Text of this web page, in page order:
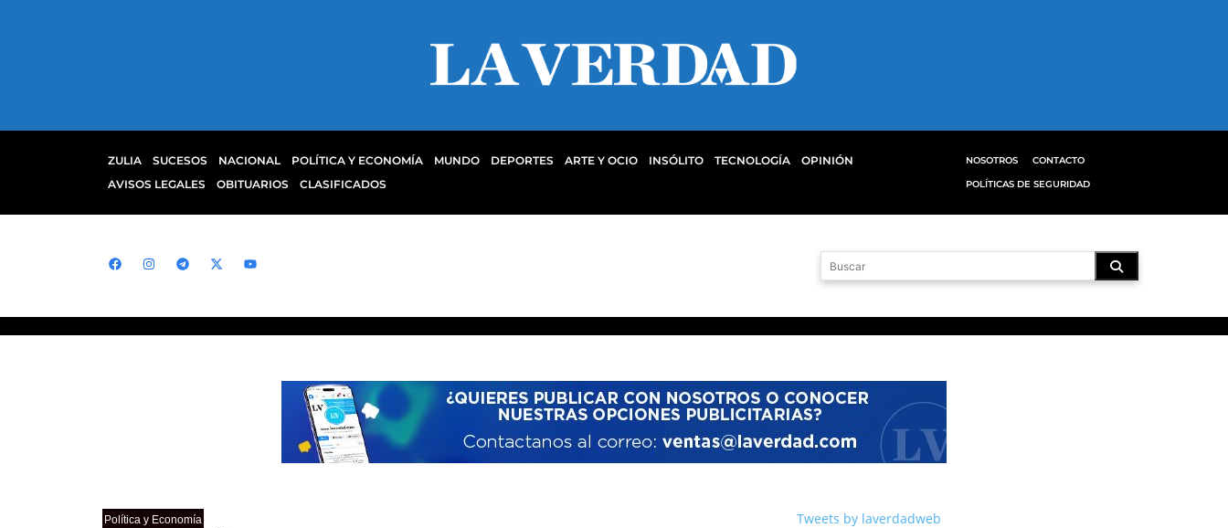
ZULIA SUCESOS NACIONAL POLÍTICA Y ECONOMÍA MUNDO DEPORTES ARTE Y OCIO INSÓLITO TECNOLOGÍA
OPINIÓN
AVISOS LEGALES
OBITUARIOS CLASIFICADOS
NOSOTROS
CONTACTO
POLÍTICAS DE SEGURIDAD
Política y Economía Tweets by laverdadweb